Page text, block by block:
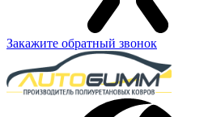
Закажите обратный звонок